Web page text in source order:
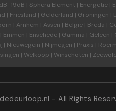
19dB | Sphera Element| Energetic |
| Friesland | Gelderland | Groningen |
| Arnhem | Assen | België | Breda |
| Emmen | Enschede| Gamma | Geleen |
| Nieuwegein | Nijmegen | Praxis |
| Welkoop | Winschoten |
dedeurloop.nl - All Rights